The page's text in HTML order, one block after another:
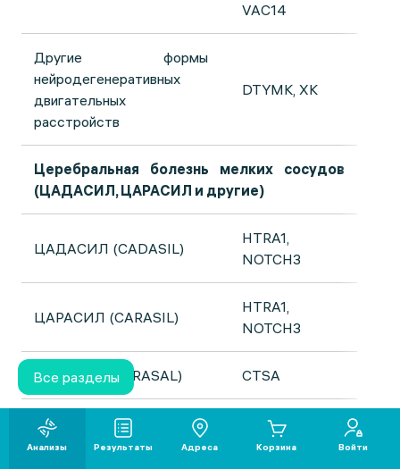
Анализы Результаты Адреса Корзина Войти
Все разделы
VAC14
Другие формы
нейродегенеративных
двигательных
расстройств
DTYMK, XK
Церебральная болезнь мелких сосудов
(ЦАДАСИЛ, ЦАРАСИЛ и другие)
ЦАДАСИЛ (CADASIL)
HTRA1,
NOTCH3
ЦАРАСИЛ (CARASIL)
HTRA1,
NOTCH3
ЦАРАСАЛ (CARASAL) CTSA
Церебральная
амилоидная ангиопатия
APP, CST3,
ITM2B